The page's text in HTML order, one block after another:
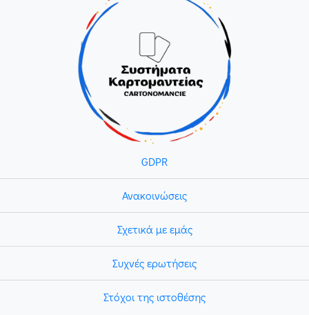
GDPR
Ανακοινώσεις
Σχετικά με εμάς
Συχνές ερωτήσεις
Στόχοι της ιστοθέσης